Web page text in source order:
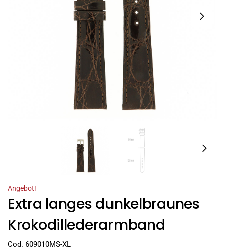
Angebot!
Extra langes dunkelbraunes
Krokodillederarmband
Cod. 609010MS-XL